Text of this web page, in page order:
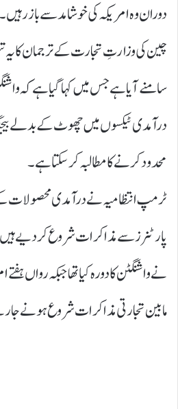
دوران وہ امریکہ کی خوشامد سے باز
چین کی وزارتِ تجارت کے ترجمان کا
سامنے آیا ہے جس میں کہا گیا ہے کہ
درآمدی ٹیکسوں میں چھوٹ کے بدلے
محدود کرنے کا مطالبہ کر سکتا ہے۔
ٹرمپ انتظامیہ نے درآمدی محصولات
پارٹنرز سے مذاکرات شروع کر دیے
نے واشنگٹن کا دورہ کیا تھا جبکہ رواں
مابین تجارتی مذاکرات شروع ہونے جا